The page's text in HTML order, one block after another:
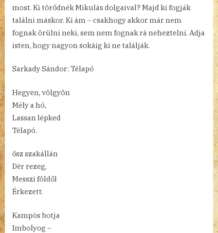
most. Ki törődnék Mikulás dolgaival? Majd ki fogják
találni máskor. Ki ám – csakhogy akkor már nem
fognak örülni neki, sem nem fognak rá neheztelni. Adja
isten, hogy nagyon sokáig ki ne találják.
Sarkady Sándor: Télapó
Hegyen, völgyön
Mély a hó,
Lassan lépked
Télapó.
ősz szakállán
Dér rezeg,
Messzi földől
Érkezett.
Kampós botja
Imbolyog –